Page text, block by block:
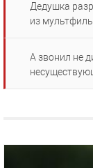
Дедушка
из
А звонил не